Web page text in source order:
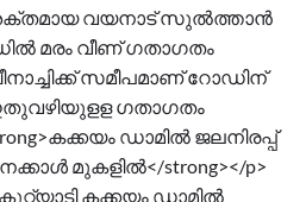
ശക്തമായ വയനാട് സുൽത്താൻ
മരം വീണ് ഗതാഗതം
സമീപമാണ് റോഡിന്
ഗതാഗതം
ഡാമിൽ ജലനിരപ്പ്
മുകളിൽ</strong></p>
കക്കയം ഡാമിൽ